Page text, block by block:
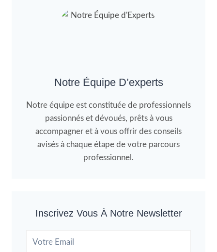
Notre Équipe D’experts
Notre équipe est constituée de professionnels
passionnés et dévoués, prêts à vous
accompagner et à vous offrir des conseils
avisés à chaque étape de votre parcours
professionnel.
Inscrivez Vous À Notre Newsletter